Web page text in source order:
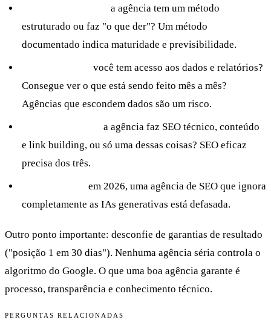
a agência tem um método
estruturado ou faz "o que der"? Um método
documentado indica maturidade e previsibilidade.
você tem acesso aos dados e relatórios?
Consegue ver o que está sendo feito mês a mês?
Agências que escondem dados são um risco.
a agência faz SEO técnico, conteúdo
e link building, ou só uma dessas coisas? SEO eficaz
precisa dos três.
em 2026, uma agência de SEO que ignora
completamente as IAs generativas está defasada.
Outro ponto importante: desconfie de garantias de resultado
("posição 1 em 30 dias"). Nenhuma agência séria controla o
algoritmo do Google. O que uma boa agência garante é
processo, transparência e conhecimento técnico.
PERGUNTAS RELACIONADAS